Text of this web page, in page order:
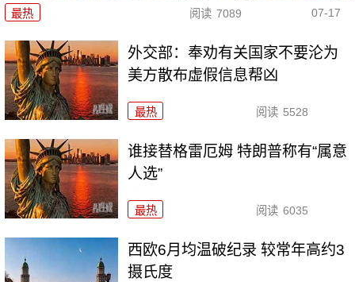
最热 阅读 7089 07-17
外交部：奉劝有关国家不要沦为
美方散布虚假信息帮凶
最热 阅读 5528
谁接替格雷厄姆 特朗普称有“属意
人选”
最热 阅读 6035
西欧6月均温破纪录 较常年高约3
摄氏度